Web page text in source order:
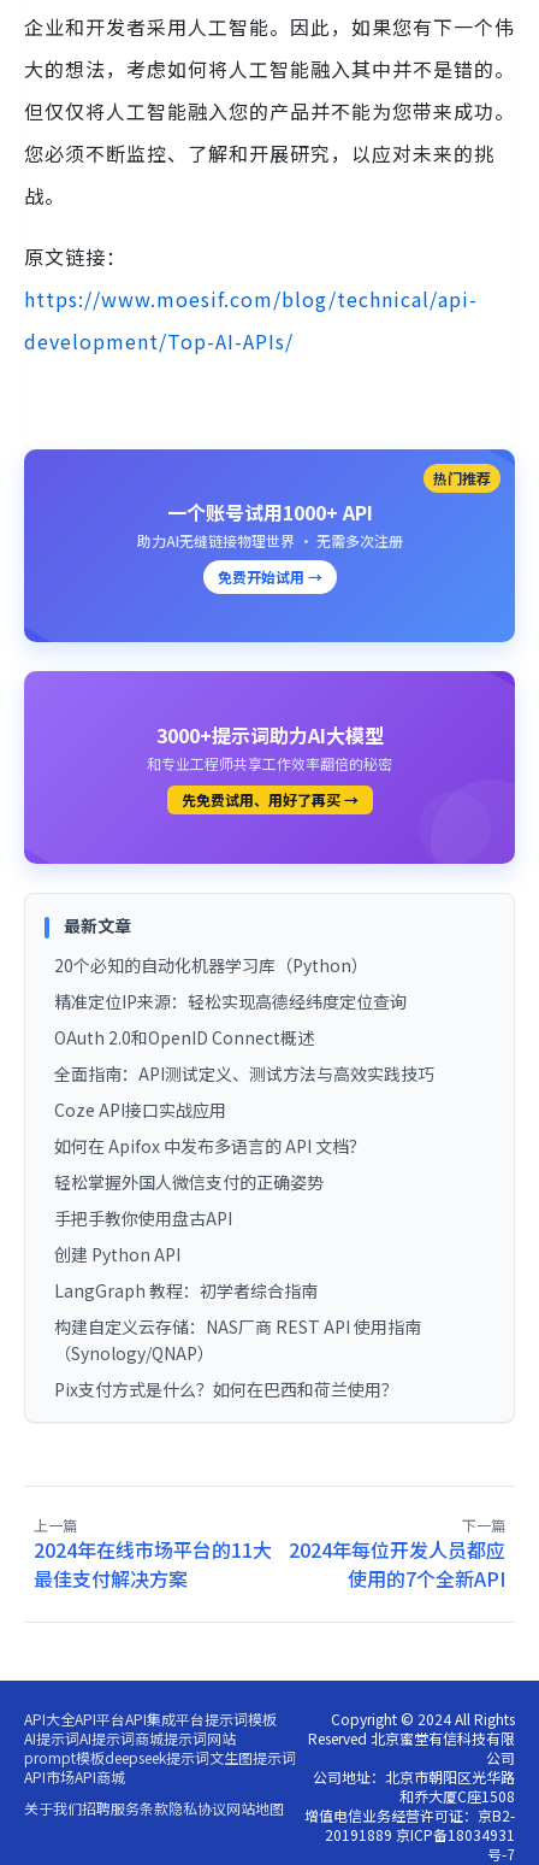
企业和开发者采用人工智能。因此，如果您有下一个伟
大的想法，考虑如何将人工智能融入其中并不是错的。
但仅仅将人工智能融入您的产品并不能为您带来成功。
您必须不断监控、了解和开展研究，以应对未来的挑
战。
原文链接：
https://www.moesif.com/blog/technical/api-
development/Top-AI-APIs/
热门推荐
一个账号试用1000+ API
助力AI无缝链接物理世界 · 无需多次注册
免费开始试用 →
3000+提示词助力AI大模型
和专业工程师共享工作效率翻倍的秘密
先免费试用、用好了再买 →
最新文章
20个必知的自动化机器学习库（Python）
精准定位IP来源：轻松实现高德经纬度定位查询
OAuth 2.0和OpenID Connect概述
全面指南：API测试定义、测试方法与高效实践技巧
Coze API接口实战应用
如何在 Apifox 中发布多语言的 API 文档？
轻松掌握外国人微信支付的正确姿势
手把手教你使用盘古API
创建 Python API
LangGraph 教程：初学者综合指南
构建自定义云存储：NAS厂商 REST API 使用指南
（Synology/QNAP）
Pix支付方式是什么？如何在巴西和荷兰使用？
上一篇
2024年在线市场平台的11大
最佳支付解决方案
下一篇
2024年每位开发人员都应
使用的7个全新API
API大全API平台API集成平台提示词模板
AI提示词AI提示词商城提示词网站
prompt模板deepseek提示词文生图提示词
API市场API商城
关于我们招聘服务条款隐私协议网站地图
Copyright © 2024 All Rights
Reserved 北京蜜堂有信科技有限
公司
公司地址：北京市朝阳区光华路
和乔大厦C座1508
增值电信业务经营许可证：京B2-
20191889 京ICP备18034931
号-7